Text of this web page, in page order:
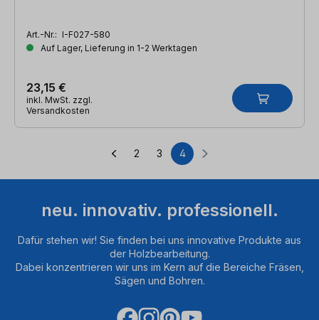
Art.-Nr.: I-F027-580
Auf Lager, Lieferung in 1-2 Werktagen
23,15 €
inkl. MwSt. zzgl.
Versandkosten
Seite
2 Seite
3 Seite
4
neu. innovativ. professionell.
Dafür stehen wir! Sie finden bei uns innovative Produkte aus
der Holzbearbeitung.
Dabei konzentrieren wir uns im Kern auf die Bereiche Fräsen,
Sägen und Bohren.